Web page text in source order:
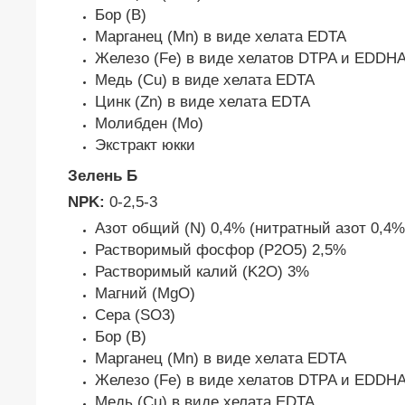
Бор (В)
Марганец (Mn) в виде хелата EDTA
Железо (Fe) в виде хелатов DTPA и
Медь (Cu) в виде хелата EDTA
Цинк (Zn) в виде хелата EDTA
Молибден (Мo)
Экстракт юкки
Зелень Б
NPK: 0-2,5-3
Азот общий (N) 0,4% (нитратный азот
Растворимый фосфор (P2O5) 2,5%
Растворимый калий (K2O) 3%
Магний (MgO)
Сера (SO3)
Бор (В)
Марганец (Mn) в виде хелата EDTA
Железо (Fe) в виде хелатов DTPA и
Медь (Cu) в виде хелата EDTA